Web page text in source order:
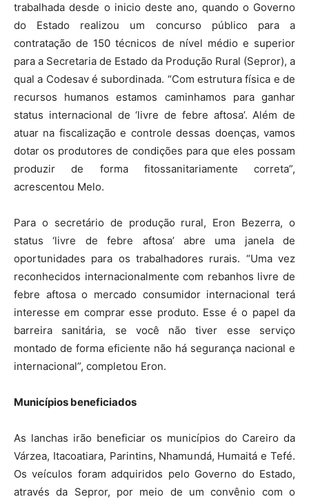
trabalhada desde o inicio deste ano, quando o Governo
do Estado realizou um concurso público para a
contratação de 150 técnicos de nível médio e superior
para a Secretaria de Estado da Produção Rural (Sepror), a
qual a Codesav é subordinada. “Com estrutura física e de
recursos humanos estamos caminhamos para ganhar
status internacional de ‘livre de febre aftosa’. Além de
atuar na fiscalização e controle dessas doenças, vamos
dotar os produtores de condições para que eles possam
produzir de forma fitossanitariamente correta”,
acrescentou Melo.
Para o secretário de produção rural, Eron Bezerra, o
status ‘livre de febre aftosa’ abre uma janela de
oportunidades para os trabalhadores rurais. “Uma vez
reconhecidos internacionalmente com rebanhos livre de
febre aftosa o mercado consumidor internacional terá
interesse em comprar esse produto. Esse é o papel da
barreira sanitária, se você não tiver esse serviço
montado de forma eficiente não há segurança nacional e
internacional”, completou Eron.
Municípios beneficiados
As lanchas irão beneficiar os municípios do Careiro da
Várzea, Itacoatiara, Parintins, Nhamundá, Humaitá e Tefé.
Os veículos foram adquiridos pelo Governo do Estado,
através da Sepror, por meio de um convênio com o